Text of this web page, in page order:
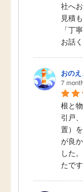
社へ
見積
「丁
お話
おのえ
7
根と
引戸
置）
が良
した
たで